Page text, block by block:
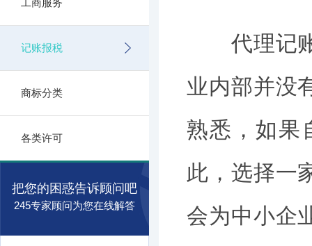
工商服务
记账报税
商标分类
各类许可
把您的困惑告诉顾问吧
245专家顾问为您在线解答
代理记账
业内部并没
熟悉，如果
此，选择一
会为中小企